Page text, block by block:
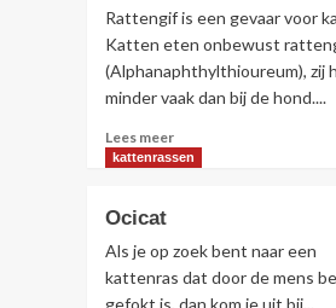
eten
vreemde
voorwerpen
Rattengif is een gevaar voor
Katten eten onbewust
(Alphanaphthylthioureum), zij
minder vaak dan bij de hond....
Lees meerLees
meer
gevaar
voor
katten
kattenrassen
Ocicat
Als je op zoek bent naar een
kattenras dat door de mens
gefokt is, dan kom je uit bij...